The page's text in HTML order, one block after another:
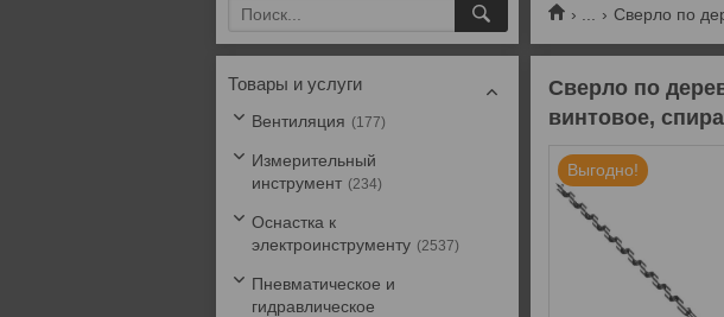
Сверло по
винтовое,
Выгодно!
Товары и услуги
Вентиляция 177
Измерительный
инструмент
234
Оснастка к
электроинструменту
2537
Пневматическое и
гидравлическое